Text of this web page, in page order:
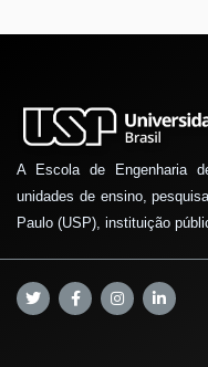
A Escola de Engenharia
unidades de ensino,
Paulo (USP), instituição